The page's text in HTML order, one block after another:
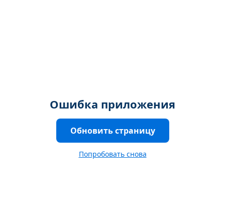
Ошибка приложения
Обновить страницу
Попробовать снова